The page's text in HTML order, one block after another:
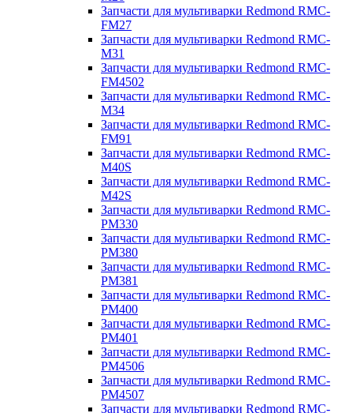
Запчасти для мультиварки Redmond RMC-
FM27
Запчасти для мультиварки Redmond RMC-
M31
Запчасти для мультиварки Redmond RMC-
FM4502
Запчасти для мультиварки Redmond RMC-
M34
Запчасти для мультиварки Redmond RMC-
FM91
Запчасти для мультиварки Redmond RMC-
M40S
Запчасти для мультиварки Redmond RMC-
M42S
Запчасти для мультиварки Redmond RMC-
PM330
Запчасти для мультиварки Redmond RMC-
PM380
Запчасти для мультиварки Redmond RMC-
PM381
Запчасти для мультиварки Redmond RMC-
PM400
Запчасти для мультиварки Redmond RMC-
PM401
Запчасти для мультиварки Redmond RMC-
PM4506
Запчасти для мультиварки Redmond RMC-
PM4507
Запчасти для мультиварки Redmond RMC-